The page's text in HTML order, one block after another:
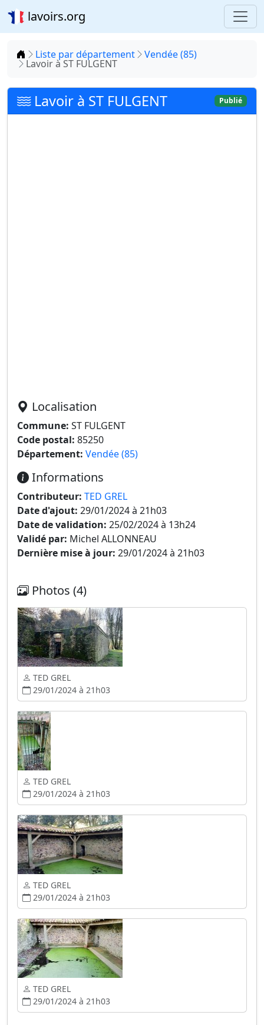
lavoirs.org
Accueil
Liste par département Vendée (85)
Lavoir à ST FULGENT
Lavoir à ST FULGENT Publié
Localisation
Commune: ST FULGENT
Code postal: 85250
Département: Vendée (85)
Informations
Contributeur: TED GREL
Date d'ajout: 29/01/2024 à 21h03
Date de validation: 25/02/2024 à 13h24
Validé par: Michel ALLONNEAU
Dernière mise à jour: 29/01/2024 à 21h03
Photos (4)
TED GREL
29/01/2024 à 21h03
TED GREL
29/01/2024 à 21h03
TED GREL
29/01/2024 à 21h03
TED GREL
29/01/2024 à 21h03